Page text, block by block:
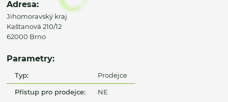
Adresa:
Jihomoravský kraj
Kaštanová 210/12
62000 Brno
Parametry:
Typ: Prodejce
Přístup pro prodejce: NE